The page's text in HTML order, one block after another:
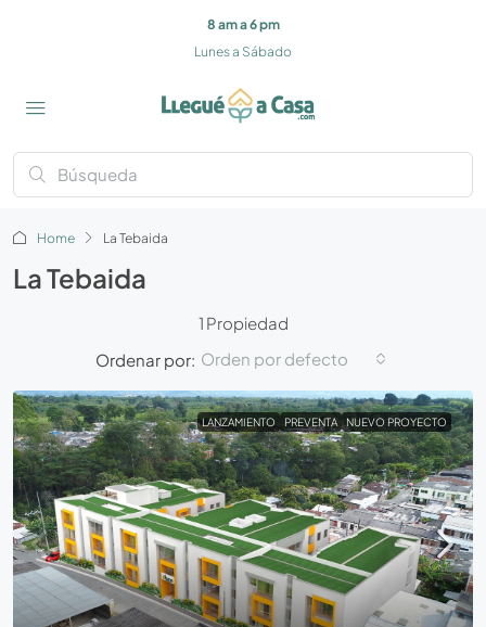
8 am a 6 pm
Lunes a Sábado
Home La Tebaida
La Tebaida
1 Propiedad
Ordenar por: Orden por defecto
LANZAMIENTO PREVENTA NUEVO PROYECTO